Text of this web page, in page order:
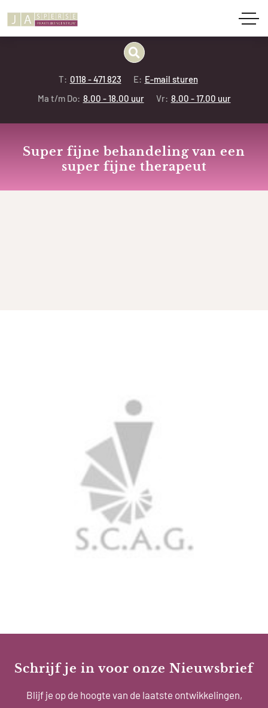
T: 0118 - 471 823 E: E-mail sturen
Ma t/m Do: 8.00 - 18.00 uur Vr: 8.00 - 17.00 uur
Super fijne behandeling van een
super fijne therapeut
Schrijf je in voor onze Nieuwsbrief
Blijf je op de hoogte van de laatste ontwikkelingen,